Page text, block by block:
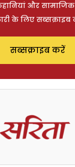
और सामाजिक
के लिए सब्सक्राइब
सब्सक्राइब करें